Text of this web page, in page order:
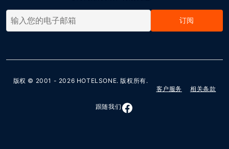
订阅
版权 © 2001 - 2026 HOTELSONE. 版权所有.
客户服务
相关条款
跟随我们